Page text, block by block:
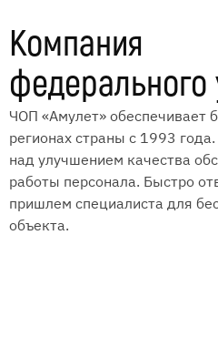
Компания
федерального
ЧОП «Амулет» обеспечивает
регионах страны с 1993
над улучшением качества
работы персонала. Быстро
пришлем специалиста для
объекта.